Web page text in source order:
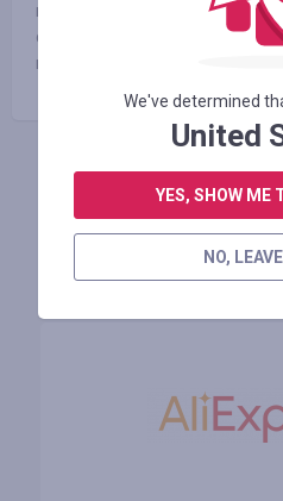
миру. Бронируйте онлайн
сэкономьте время. Rideways
наравне с такими брендами
Tiendas
We've determined
United
YES, SHOW ME
NO,